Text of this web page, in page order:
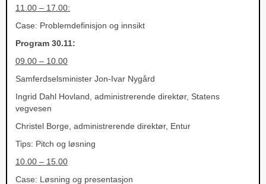
11.00 – 17.00:
Case: Problemdefinisjon og innsikt
Program 30.11:
09.00 – 10.00
Samferdselsminister Jon-Ivar Nygård
Ingrid Dahl Hovland, administrerende direktør, Statens
vegvesen
Christel Borge, administrerende direktør, Entur
Tips: Pitch og løsning
10.00 – 15.00
Case: Løsning og presentasjon